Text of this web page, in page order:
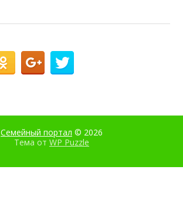
Семейный портал © 2026
Тема от WP Puzzle